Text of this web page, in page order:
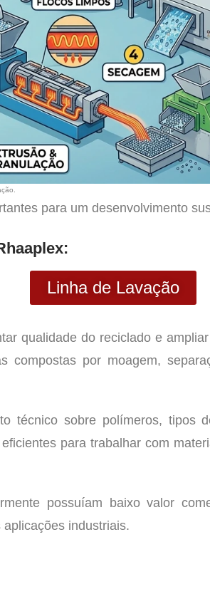
para um desenvolvimento
Linha de Lavação
qualidade do reciclado e
por moagem,
técnico sobre polímeros, tipos
para trabalhar com
possuíam baixo valor
industriais.